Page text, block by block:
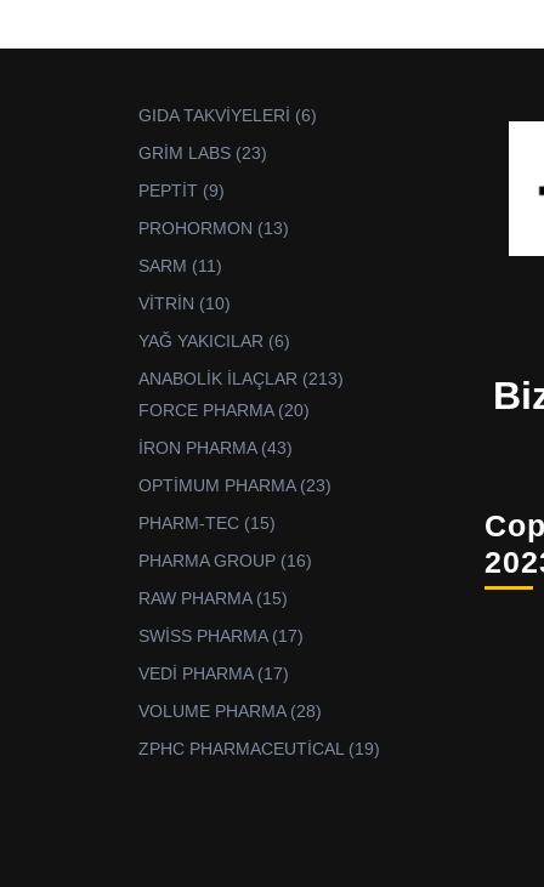
GIDA TAKVİYELERİ 66
GRİM LABS 2323
PEPTİT 99
PROHORMON 1313
SARM 1111
VİTRİN 1010
YAĞ YAKICILAR 66
ANABOLİK İLAÇLAR 213213
FORCE PHARMA 2020
İRON PHARMA 4343
OPTİMUM PHARMA 2323
PHARM-TEC 1515
PHARMA GROUP 1616
RAW PHARMA 1515
SWİSS PHARMA 1717
VEDİ PHARMA 1717
VOLUME PHARMA 2828
ZPHC PHARMACEUTİCAL 1919